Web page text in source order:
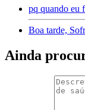
pq quando eu
Boa tarde,
Ainda